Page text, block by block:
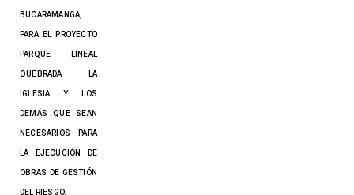
BUCARAMANGA,
PARA EL PROYECTO
PARQUE LINEAL
QUEBRADA LA
IGLESIA Y LOS
DEMÁS QUE SEAN
NECESARIOS PARA
LA EJECUCIÓN DE
OBRAS DE GESTIÓN
DEL RIESGO.